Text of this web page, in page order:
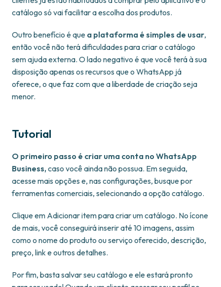
catálogo só vai facilitar a escolha dos produtos.
Outro benefício é que a plataforma é simples de usar,
então você não terá dificuldades para criar o catálogo
sem ajuda externa. O lado negativo é que você terá à sua
disposição apenas os recursos que o WhatsApp já
oferece, o que faz com que a liberdade de criação seja
menor.
Tutorial
O primeiro passo é criar uma conta no WhatsApp
Business, caso você ainda não possua. Em seguida,
acesse mais opções e, nas configurações, busque por
ferramentas comerciais, selecionando a opção catálogo.
Clique em Adicionar item para criar um catálogo. No ícone
de mais, você conseguirá inserir até 10 imagens, assim
como o nome do produto ou serviço oferecido, descrição,
preço, link e outros detalhes.
Por fim, basta salvar seu catálogo e ele estará pronto